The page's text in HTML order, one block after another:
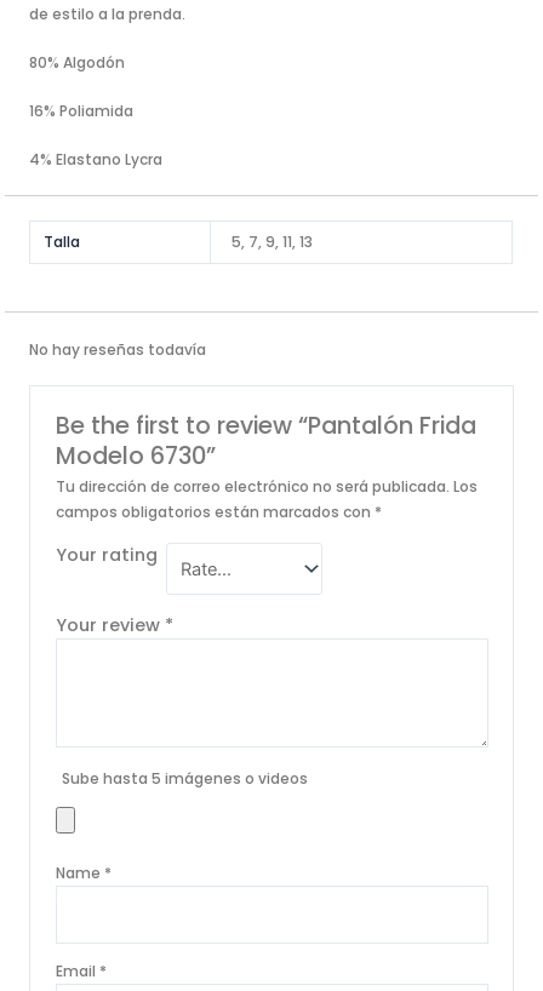
de estilo a la prenda.
80% Algodón
16% Poliamida
4% Elastano Lycra
Talla 5, 7, 9, 11, 13
No hay reseñas todavía
Be the first to review “Pantalón Frida
Modelo 6730”
Tu dirección de correo electrónico no será publicada. Los
campos obligatorios están marcados con *
Your rating
Your review *
Sube hasta 5 imágenes o videos
Name *
Email *